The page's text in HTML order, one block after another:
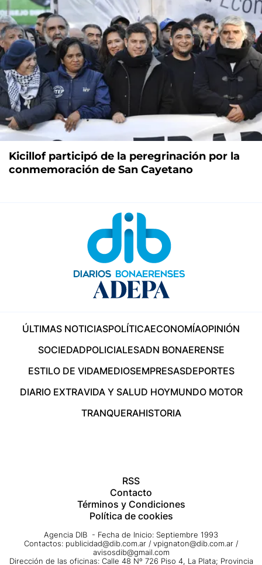
Kicillof participó de la peregrinación por la
conmemoración de San Cayetano
ÚLTIMAS NOTICIASPOLÍTICAECONOMÍAOPINIÓN
SOCIEDADPOLICIALESADN BONAERENSE
ESTILO DE VIDAMEDIOSEMPRESASDEPORTES
DIARIO EXTRAVIDA Y SALUD HOYMUNDO MOTOR
TRANQUERAHISTORIA
RSS
Contacto
Términos y Condiciones
Política de cookies
Agencia DIB - Fecha de Inicio: Septiembre 1993
Contactos: publicidad@dib.com.ar / vpignaton@dib.com.ar /
avisosdib@gmail.com
Dirección de las oficinas: Calle 48 Nº 726 Piso 4, La Plata; Provincia